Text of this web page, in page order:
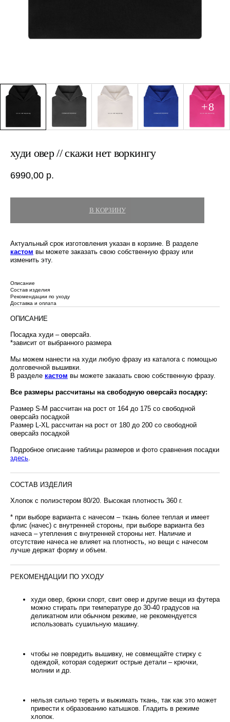
худи овер // скажи нет воркингу
6990,00 р.
В КОРЗИНУ
Актуальный срок изготовления указан в корзине. В разделе
кастом вы можете заказать свою собственную фразу или
изменить эту.
Описание
Состав изделия
Рекомендации по уходу
Доставка и оплата
ОПИСАНИЕ
Посадка худи – оверсайз.
*зависит от выбранного размера
Мы можем нанести на худи любую фразу из каталога с помощью
долговечной вышивки.
В разделе кастом вы можете заказать свою собственную фразу.
Все размеры рассчитаны на свободную оверсайз посадку:
Размер S-M рассчитан на рост от 164 до 175 со свободной
оверсайз посадкой
Размер L-XL рассчитан на рост от 180 до 200 со свободной
оверсайз посадкой
Подробное описание таблицы размеров и фото сравнения посадки
здесь.
СОСТАВ ИЗДЕЛИЯ
Хлопок с полиэстером 80/20. Высокая плотность 360 г.
* при выборе варианта с начесом – ткань более теплая и имеет
флис (начес) с внутренней стороны, при выборе варианта без
начеса – утепления с внутренней стороны нет. Наличие и
отсутствие начеса не влияет на плотность, но вещи с начесом
лучше держат форму и объем.
РЕКОМЕНДАЦИИ ПО УХОДУ
худи овер, брюки спорт, свит овер и другие вещи из футера
можно стирать при температуре до 30-40 градусов на
деликатном или обычном режиме, не рекомендуется
использовать сушильную машину.
чтобы не повредить вышивку, не совмещайте стирку с
одеждой, которая содержит острые детали – крючки,
молнии и др.
нельзя сильно тереть и выжимать ткань, так как это может
привести к образованию катышков. Гладить в режиме
хлопок.